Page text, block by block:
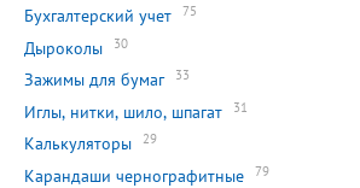
Бухгалтерский учет 75
Дыроколы 30
Зажимы для бумаг 33
Иглы, нитки, шило, шпагат 31
Калькуляторы 29
Карандаши чернографитные 79